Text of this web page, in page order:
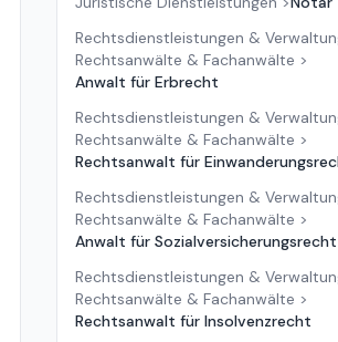
Rechtsdienstleistungen &
Rechtsanwälte & Fachanwälte >
Anwalt für Erbrecht
Rechtsdienstleistungen &
Rechtsanwälte & Fachanwälte >
Rechtsanwalt für
Rechtsdienstleistungen &
Rechtsanwälte & Fachanwälte >
Anwalt für Sozialversicherungsrecht
Rechtsdienstleistungen &
Rechtsanwälte & Fachanwälte >
Rechtsanwalt für Insolvenzrecht